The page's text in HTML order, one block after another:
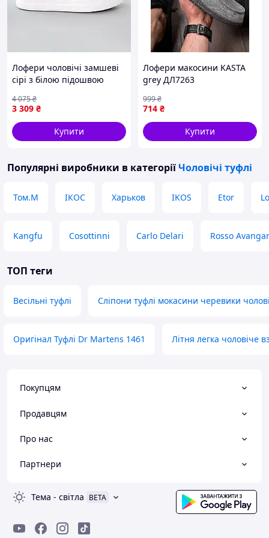
причини, зв'яжіться зі мною, і ми
В наявності великий асортимент взуття.
Літо, весна, осінь, зима, починаючи від
шльопанців і закінчуючи зимовими
чоботами.
Пишіть, телефонуйте, відповім на всі
питання.
Лофери чоловічі замшеві
сірі з білою підошвою
3 309 ₴
4 075₴
Купити
Лофери макосини KASTA
grey ДЛ7263
714 ₴
999₴
Купити
Популярні виробники в категоріїЧоловічі туфлі
Том.М ІКОС Харьков IKOS Etor
Kangfu Cosottinni Carlo Delari Rosso
ТОП теги
Весільні туфлі Сліпони туфлі мокасини черевики
Оригінал Туфлі Dr Martens 1461 Літня легка чоловіче
Покупцям
Продавцям
Про нас
Партнери
Тема - світла BETA